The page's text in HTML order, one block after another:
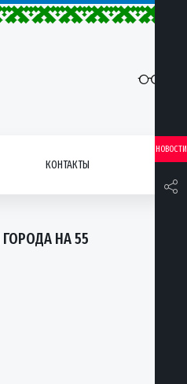
КОНТАКТЫ
НОВОСТИ
НА 55